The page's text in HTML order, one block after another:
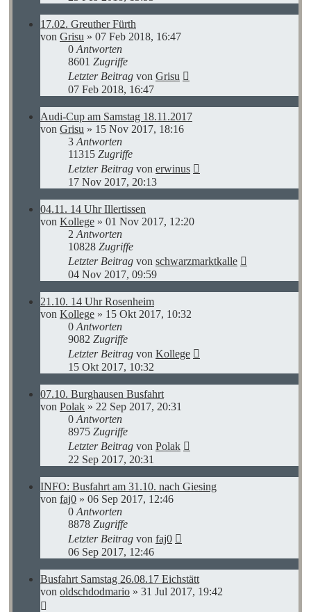
17.02. Greuther Fürth
von Grisu » 07 Feb 2018, 16:47
0 Antworten
8601 Zugriffe
Letzter Beitrag von Grisu
07 Feb 2018, 16:47
Audi-Cup am Samstag 18.11.2017
von Grisu » 15 Nov 2017, 18:16
3 Antworten
11315 Zugriffe
Letzter Beitrag von erwinus
17 Nov 2017, 20:13
04.11. 14 Uhr Illertissen
von Kollege » 01 Nov 2017, 12:20
2 Antworten
10828 Zugriffe
Letzter Beitrag von schwarzmarktkalle
04 Nov 2017, 09:59
21.10. 14 Uhr Rosenheim
von Kollege » 15 Okt 2017, 10:32
0 Antworten
9082 Zugriffe
Letzter Beitrag von Kollege
15 Okt 2017, 10:32
07.10. Burghausen Busfahrt
von Polak » 22 Sep 2017, 20:31
0 Antworten
8975 Zugriffe
Letzter Beitrag von Polak
22 Sep 2017, 20:31
INFO: Busfahrt am 31.10. nach Giesing
von faj0 » 06 Sep 2017, 12:46
0 Antworten
8878 Zugriffe
Letzter Beitrag von faj0
06 Sep 2017, 12:46
Busfahrt Samstag 26.08.17 Eichstätt
von oldschdodmario » 31 Jul 2017, 19:42